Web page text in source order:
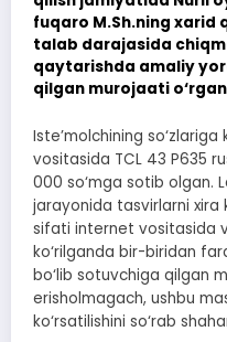
fuqaro M.Sh.ning
talab darajasida
qaytarishda amaliy
qilgan murojaati
Iste’molchining
vositasida TCL 43 P635
000 so‘mga sotib olgan.
jarayonida tasvirlarni xira
sifati internet vositasida
ko‘rilganda bir-biridan
bo‘lib sotuvchiga qilgan
erisholmagach, ushbu
ko‘rsatilishini so‘rab